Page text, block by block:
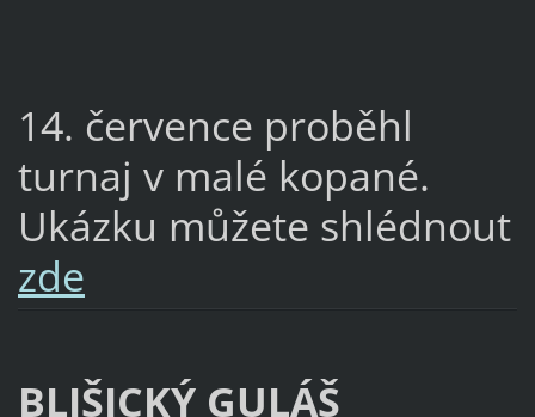
14. července proběhl
turnaj v malé kopané.
Ukázku můžete shlédnout
zde
BLIŠICKÝ GULÁŠ